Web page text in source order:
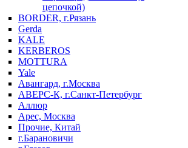
цепочкой)
BORDER, г.Рязань
Gerda
KALE
KERBEROS
MOTTURA
Yale
Авангард, г.Москва
АВЕРС-К, г.Санкт-Петербург
Аллюр
Арес, Москва
Прочие, Китай
г.Барановичи